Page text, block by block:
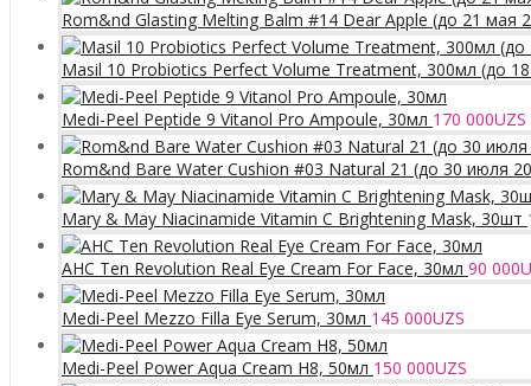
Rom&nd Glasting Melting Balm #14 Dear Apple (до 21 мая
Masil 10 Probiotics Perfect Volume Treatment, 300мл (до
Medi-Peel Peptide 9 Vitanol Pro Ampoule, 30мл 170 000UZS
Rom&nd Bare Water Cushion #03 Natural 21 (до 30 июля
Mary & May Niacinamide Vitamin C Brightening Mask, 30шт
AHC Ten Revolution Real Eye Cream For Face, 30мл 90 000
Medi-Peel Mezzo Filla Eye Serum, 30мл 145 000UZS
Medi-Peel Power Aqua Cream H8, 50мл 150 000UZS